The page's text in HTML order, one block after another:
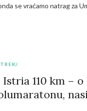
se vraćamo natrag za
110 km –